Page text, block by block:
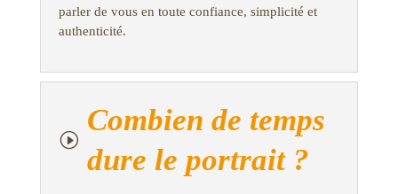
parler de vous en toute confiance, simplicité et
authenticité.
I
Combien de temps
dure le portrait ?